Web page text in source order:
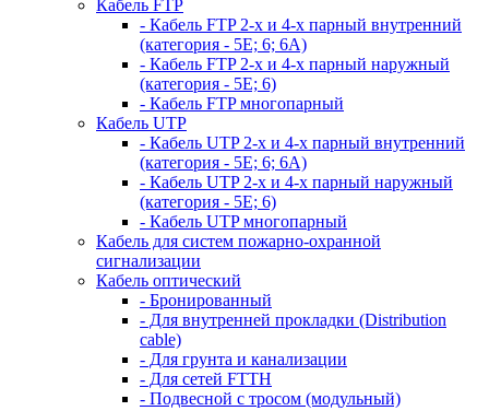
Кабель FTP
- Кабель FTP 2-х и 4-х парный внутренний
(категория - 5Е; 6; 6А)
- Кабель FTP 2-х и 4-х парный наружный
(категория - 5Е; 6)
- Кабель FTP многопарный
Кабель UTP
- Кабель UTP 2-х и 4-х парный внутренний
(категория - 5Е; 6; 6А)
- Кабель UTP 2-х и 4-х парный наружный
(категория - 5Е; 6)
- Кабель UTP многопарный
Кабель для систем пожарно-охранной
сигнализации
Кабель оптический
- Бронированный
- Для внутренней прокладки (Distribution
cable)
- Для грунта и канализации
- Для сетей FTTH
- Подвесной с тросом (модульный)